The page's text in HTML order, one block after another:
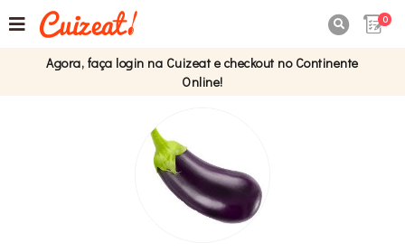
0
Agora, faça login na Cuizeat e checkout no Continente
Online!